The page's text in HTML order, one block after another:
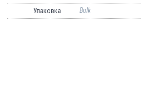
Упаковка
Bulk